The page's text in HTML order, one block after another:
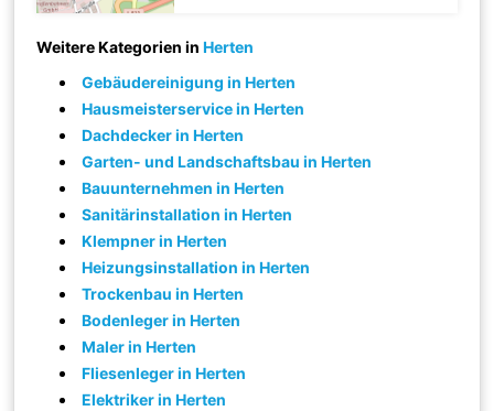
Weitere Kategorien inHerten
Gebäudereinigung in Herten
Hausmeisterservice in Herten
Dachdecker in Herten
Garten- und Landschaftsbau in Herten
Bauunternehmen in Herten
Sanitärinstallation in Herten
Klempner in Herten
Heizungsinstallation in Herten
Trockenbau in Herten
Bodenleger in Herten
Maler in Herten
Fliesenleger in Herten
Elektriker in Herten